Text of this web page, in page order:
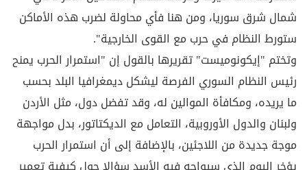
شمال شرق سوريا، ومن هنا فأي محاولة لضرب هذه الأماكن
ستورط النظام في حرب مع القوى الخارجية".
وتختم "إيكونوميست" تقريرها بالقول إن "استمرار الحرب يمنح
رئيس النظام السوري الفرصة ليشكل ديمغرافيا البلد بحسب
ما يريده، ومكافأة الموالين له، وقد تفضل دول، مثل الأردن
ولبنان والدول الأوروبية، التعامل مع الديكتاتور، بدل مواجهة
موجة جديدة من اللاجئين، بالإضافة إلى أن استمرار الحرب